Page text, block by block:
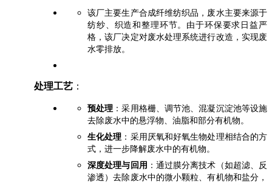
该厂主要生产合成纤维纺织品，废水主要来源于
纺纱、织造和整理环节。由于环保要求日益严
格，该厂决定对废水处理系统进行改造，实现废
水零排放。
处理工艺 ：
预处理 ：采用格栅、调节池、混凝沉淀池等设施
去除废水中的悬浮物、油脂和部分有机物。
生化处理 ：采用厌氧和好氧生物处理相结合的方
式，进一步降解废水中的有机物。
深度处理与回用 ：通过膜分离技术（如超滤、反
渗透）去除废水中的微小颗粒、有机物和盐分，